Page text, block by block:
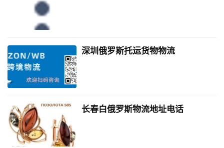
深圳俄罗斯托运货物物流
长春白俄罗斯物流地址电话